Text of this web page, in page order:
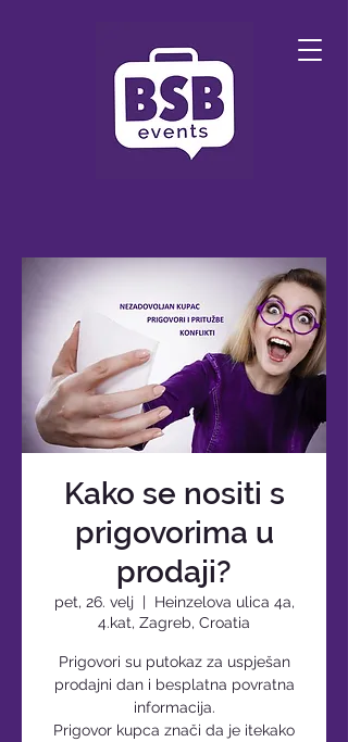
Kako se nositi s
prigovorima u
prodaji?
pet, 26. velj
  |
Heinzelova ulica 4a,
4.kat, Zagreb, Croatia
Prigovori su putokaz za uspješan
prodajni dan i besplatna povratna
informacija.
Prigovor kupca znači da je itekako